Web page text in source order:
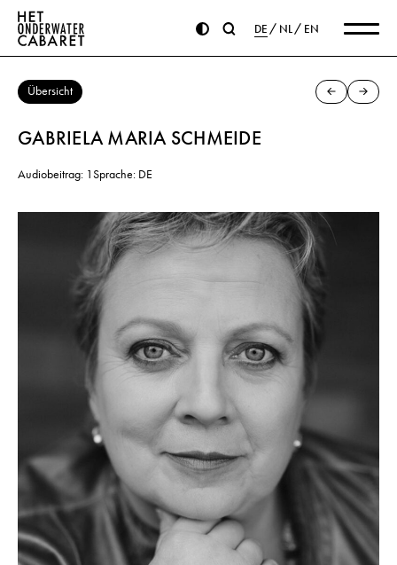
DE NL EN
Übersicht
GABRIELA MARIA SCHMEIDE
Audiobeitrag: 1Sprache: DE